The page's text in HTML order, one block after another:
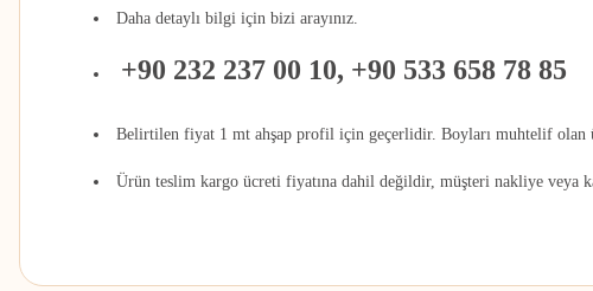
Daha detaylı bilgi için bizi arayınız.
+90 232 237 00 10, +90 533 658 78 85
Belirtilen fiyat 1 mt ahşap profil için geçerlidir. Boyları muhtelif olan
Ürün teslim kargo ücreti fiyatına dahil değildir, müşteri nakliye veya